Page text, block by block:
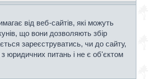
від веб-сайтів, які можуть
що вони дозволяють збір
зареєструватись, чи до сайту,
юридичних питань і не є об'єктом